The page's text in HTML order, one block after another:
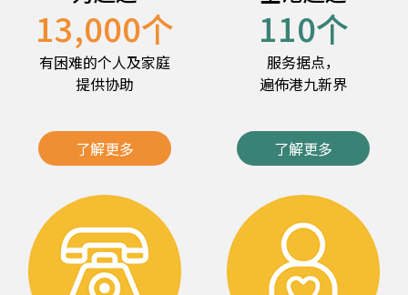
13,000个
有困难的个人及家庭
提供协助
了解更多
110个
服务据点，
遍佈港九新界
了解更多